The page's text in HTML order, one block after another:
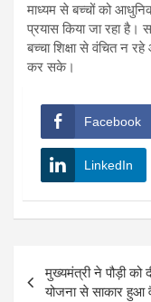
माध्यम से बच्चों को
प्रयास किया जा रहा है।
बच्चा शिक्षा से वंचित न
कर सके।
Facebook
LinkedIn
navigation
मुख्यमंत्री ने पौड़ी को
योजना से साकार हुआ